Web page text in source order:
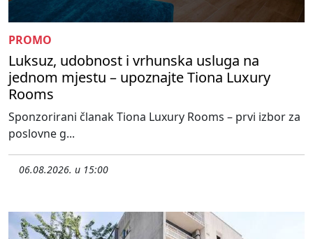
PROMO
Luksuz, udobnost i vrhunska usluga na
jednom mjestu – upoznajte Tiona Luxury
Rooms
Sponzorirani članak Tiona Luxury Rooms – prvi izbor za
poslovne g...
06.08.2026. u 15:00